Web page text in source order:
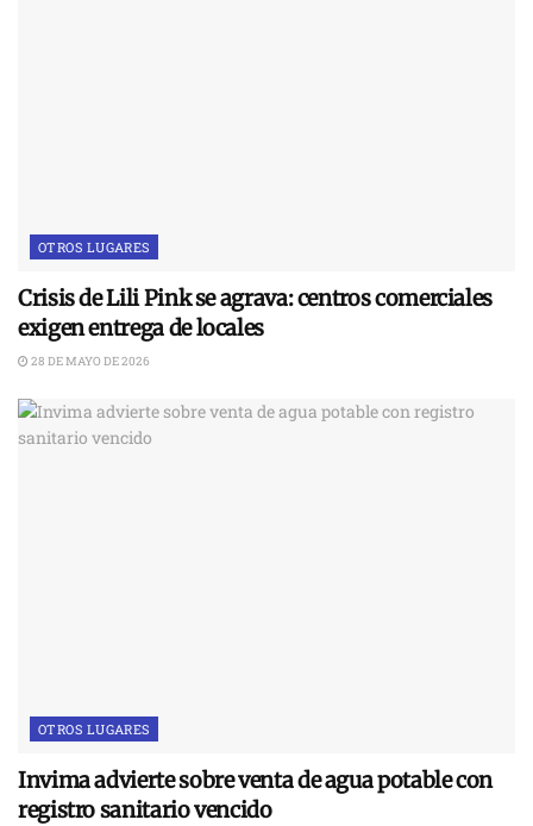
OTROS LUGARES
Crisis de Lili Pink se agrava: centros comerciales
exigen entrega de locales
28 DE MAYO DE 2026
OTROS LUGARES
Invima advierte sobre venta de agua potable con
registro sanitario vencido